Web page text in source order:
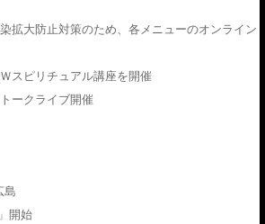
拡大防止対策のため、各メニューのオンライン
スピリチュアル講座を開催
ークライブ開催
島
開始